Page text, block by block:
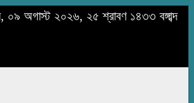
০৯ অগাস্ট ২০২৬, ২৫ শ্রাবণ ১৪৩৩ বঙ্গাব্দ